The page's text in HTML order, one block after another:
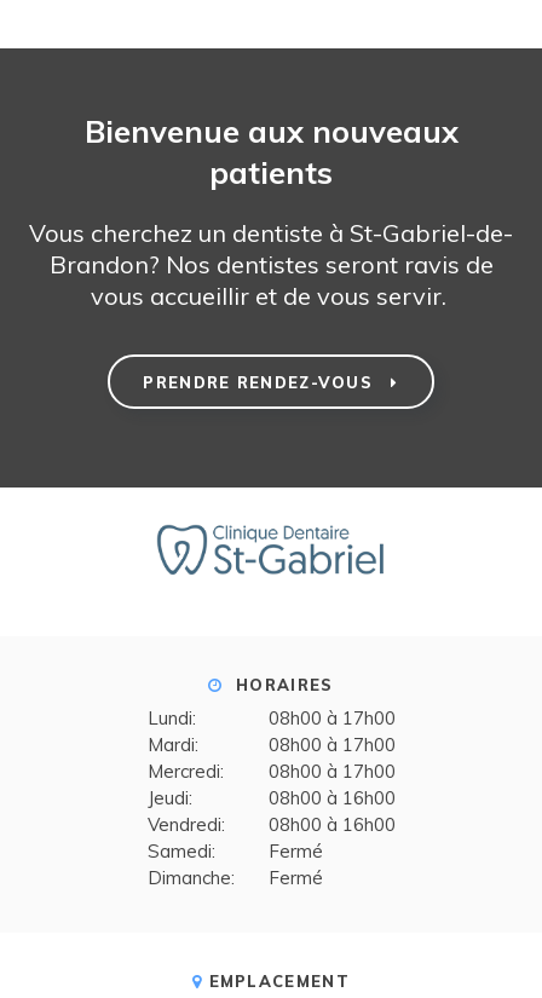
Bienvenue aux nouveaux
patients
Vous cherchez un dentiste à St-Gabriel-de-
Brandon? Nos dentistes seront ravis de
vous accueillir et de vous servir.
PRENDRE RENDEZ-VOUS
HORAIRES
Lundi:
08h00 à 17h00
Mardi:
08h00 à 17h00
Mercredi:
08h00 à 17h00
Jeudi:
08h00 à 16h00
Vendredi:
08h00 à 16h00
Samedi:
Fermé
Dimanche:
Fermé
EMPLACEMENT